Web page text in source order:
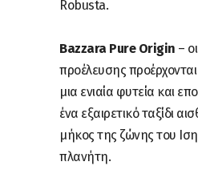
Robusta.
Bazzara Pure Origin –
προέλευσης
μια ενιαία φυτεία και
ένα εξαιρετικό ταξίδι
μήκος της ζώνης του
πλανήτη.